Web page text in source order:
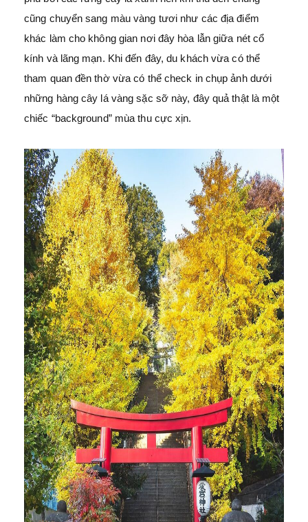
cũng chuyển sang màu vàng tươi như các địa điểm
khác làm cho không gian nơi đây hòa lẫn giữa nét cổ
kính và lãng mạn. Khi đến đây, du khách vừa có thể
tham quan đền thờ vừa có thể check in chụp ảnh dưới
những hàng cây lá vàng sặc sỡ này, đây quả thật là một
chiếc “background” mùa thu cực xịn.